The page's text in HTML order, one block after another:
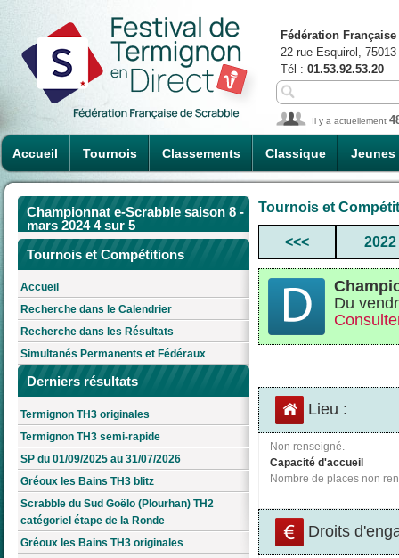
Accueil Tournois Classements Classique Jeunes
Fédération
22 rue Esquirol,
Tél : 01.53.92.53.20
Il y a actuellement
Championnat e-Scrabble saison 8 -
mars 2024 4 sur 5
Tournois et Compétitions
Accueil
Recherche dans le Calendrier
Recherche dans les Résultats
Simultanés Permanents et Fédéraux
Derniers résultats
Termignon TH3 originales
Termignon TH3 semi-rapide
SP du 01/09/2025 au 31/07/2026
Gréoux les Bains TH3 blitz
Scrabble du Sud Goëlo (Plourhan) TH2
catégoriel étape de la Ronde
Gréoux les Bains TH3 originales
Tournois et
<<< 2022
Du
Lieu :
Non renseigné.
Capacité d'accueil
Nombre de places non
Droits